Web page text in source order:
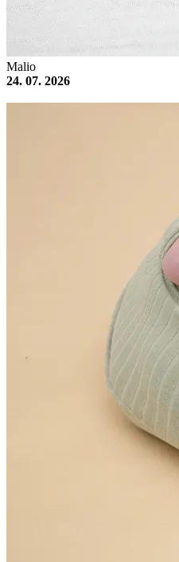
Malio
24. 07. 2026